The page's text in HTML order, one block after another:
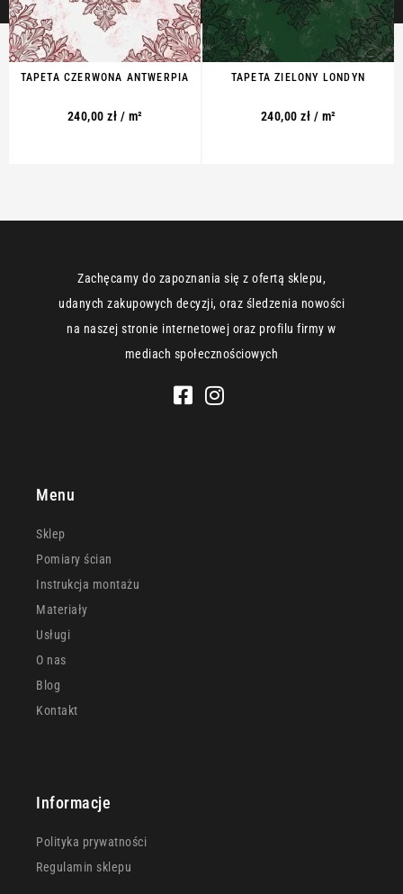
TAPETA CZERWONA ANTWERPIA
240,00 zł / m²
TAPETA ZIELONY LONDYN
240,00 zł / m²
Zachęcamy do zapoznania się z ofertą sklepu,
udanych zakupowych decyzji, oraz śledzenia nowości
na naszej stronie internetowej oraz profilu firmy w
mediach społecznościowych
Informacje
Polityka prywatności
Regulamin sklepu
Menu
Sklep
Pomiary ścian
Instrukcja montażu
Materiały
Usługi
O nas
Blog
Kontakt